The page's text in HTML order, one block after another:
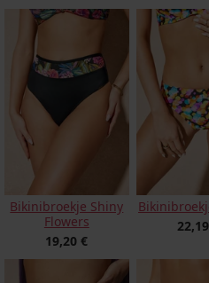
Bikinibroekje Shiny
Flowers
19,20 €